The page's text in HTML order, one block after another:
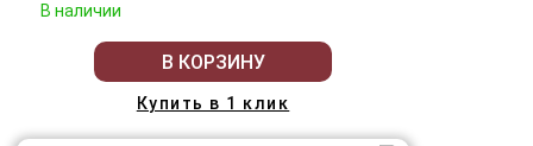
В наличии
В КОРЗИНУ
Купить в 1 клик